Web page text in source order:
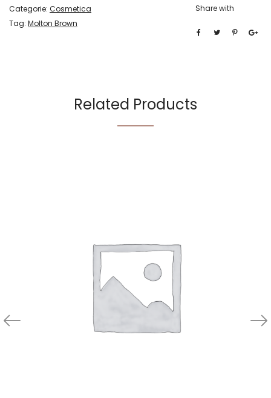
Categorie: Cosmetica
Tag: Molton Brown
Share with
Related Products